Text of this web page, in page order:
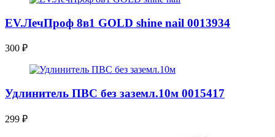
EV.ЛечПроф 8в1 GOLD shine nail 0013934
300 ₽
Удлинитель ПВС без заземл.10м 0015417
299 ₽